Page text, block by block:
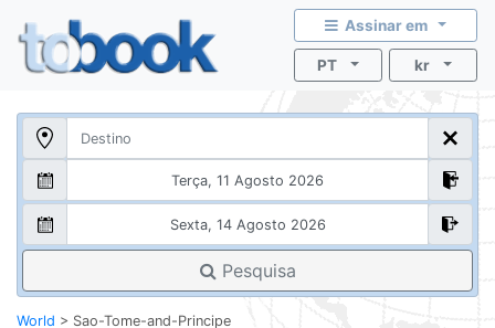
Assinar em
PT kr
Pesquisa
World > Sao-Tome-and-Principe